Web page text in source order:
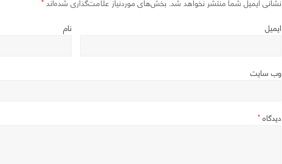
نام ایمیل
وب‌ سایت
دیدگاه *